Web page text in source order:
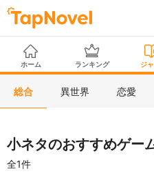
ホーム ランキング ジ
総合 異世界 恋愛
小ネタのおすすめゲー
全1件